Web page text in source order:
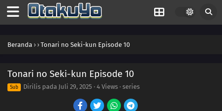
Beranda › › Tonari no Seki-kun Episode 10
Tonari no Seki-kun Episode 10
Sub Dirilis pada Juli 29, 2025 · 4 Views · series